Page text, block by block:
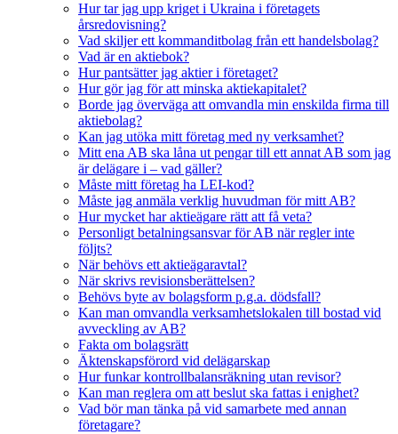
Hur tar jag upp kriget i Ukraina i företagets
årsredovisning?
Vad skiljer ett kommanditbolag från ett handelsbolag?
Vad är en aktiebok?
Hur pantsätter jag aktier i företaget?
Hur gör jag för att minska aktiekapitalet?
Borde jag överväga att omvandla min enskilda firma till
aktiebolag?
Kan jag utöka mitt företag med ny verksamhet?
Mitt ena AB ska låna ut pengar till ett annat AB som jag
är delägare i – vad gäller?
Måste mitt företag ha LEI-kod?
Måste jag anmäla verklig huvudman för mitt AB?
Hur mycket har aktieägare rätt att få veta?
Personligt betalningsansvar för AB när regler inte
följts?
När behövs ett aktieägaravtal?
När skrivs revisionsberättelsen?
Behövs byte av bolagsform p.g.a. dödsfall?
Kan man omvandla verksamhetslokalen till bostad vid
avveckling av AB?
Fakta om bolagsrätt
Äktenskapsförord vid delägarskap
Hur funkar kontrollbalansräkning utan revisor?
Kan man reglera om att beslut ska fattas i enighet?
Vad bör man tänka på vid samarbete med annan
företagare?